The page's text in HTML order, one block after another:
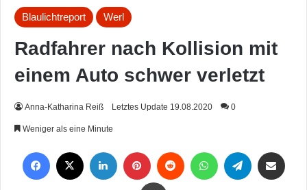
Blaulichtreport Werl
Radfahrer nach Kollision mit
einem Auto schwer verletzt
Anna-Katharina Reiß Letztes Update 19.08.2020 0
Weniger als eine Minute
Drucken